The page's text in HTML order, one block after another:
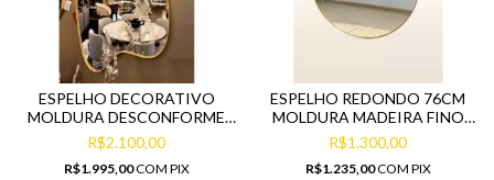
ESPELHO DECORATIVO
MOLDURA DESCONFORME
DOURADO FINO
ACABAMENTO
R$2.100,00
R$1.995,00COM PIX
ESPELHO REDONDO 76CM
MOLDURA MADEIRA FINO
ACABAMENTO DOURADO
R$1.300,00
R$1.235,00COM PIX